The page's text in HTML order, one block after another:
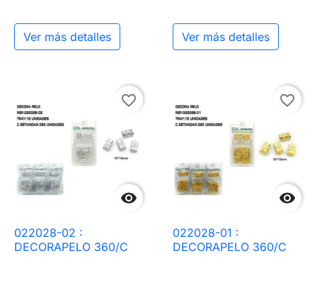
Ver más detalles Ver más detalles

favorite_border
022028-02 :
DECORAPELO 360/C

favorite_border
022028-01 :
DECORAPELO 360/C